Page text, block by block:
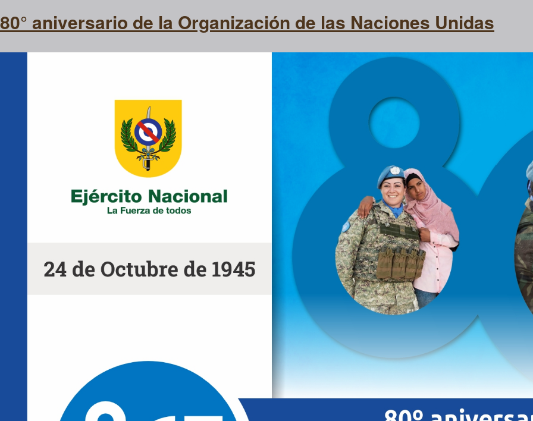
80° aniversario de la Organización de las Naciones Unidas